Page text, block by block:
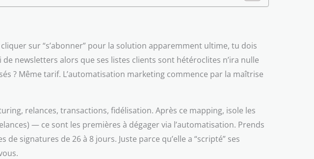
sur “s’abonner” pour la solution apparemment ultime, tu dois
newsletters alors que ses listes clients sont hétéroclites n’ira nulle
? Même tarif. L’automatisation marketing commence par la maîtrise
relances, transactions, fidélisation. Après ce mapping, isole les
— ce sont les premières à dégager via l’automatisation. Prends
signatures de 26 à 8 jours. Juste parce qu’elle a “scripté” ses